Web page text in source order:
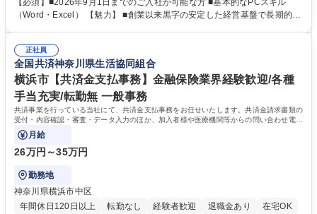
話・来客対応 ■物件の鍵や社内の備品管理 ■データ入力や書類作成 ■契約
【必須】■2026年9月1日までのご入社が可能な方 ■基本的なPCスキル
（Word・Excel） 【魅力】 ■創業以来黒字の安定した経営基盤で長期的に
のOJTで業務を習得可能、未経験でもしっかりサポート 学歴・資格 学
歴：大学院 大学 高専 短大 語学力： 資格：
正社員
全国共済神奈川県生活協同組合
横浜市【共済金支払事務】金融保険業界経験歓迎/各種
手当充実/転勤無 一般事務
共済事業を行っている当社にて、共済金支払事務をお任せいたします。共済金請求書類の
受付・内容確認・審査・データ入力のほか、加入者様や医療機関等からの問い合わせ電話
対応や書類発送等を担当します。
月給
26万円～35万円
勤務地
神奈川県横浜市中区
年間休日120日以上
転勤なし 経験者歓迎 退職金あり 在宅OK